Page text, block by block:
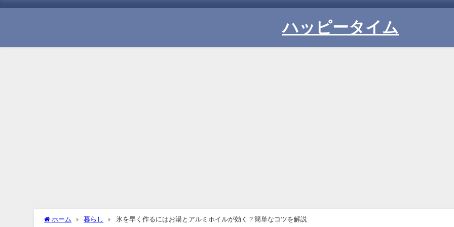
ハッピータイム
ホーム 暮らし 氷を早く作るにはお湯とアルミホイルが効く？簡単なコツを解説